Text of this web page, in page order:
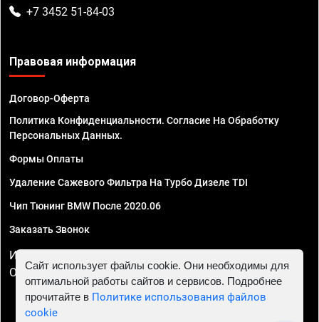
+7 3452 51-84-03
Правовая информация
Договор-Оферта
Политика Конфиденциальности. Согласие На Обработку
Персональных Данных.
Формы Оплаты
Удаление Сажевого Фильтра На Турбо Дизеле TDI
Чип Тюнинг BMW После 2020.06
Заказать Звонок
ИП Смирнов Георгий Павлович. ИНН 781302555843,
ОГРНИП 324470400032610
Сайт использует файлы cookie. Они необходимы для
оптимальной работы сайтов и сервисов. Подробнее
прочитайте в Политике использования файлов
cookie